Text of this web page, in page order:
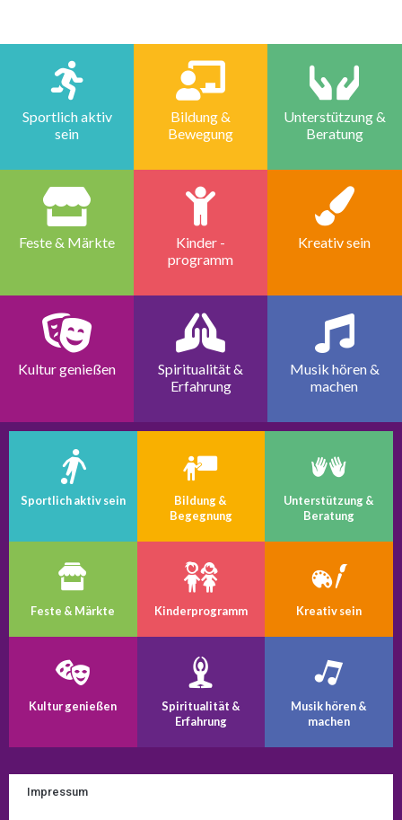
Sportlich aktiv
sein
Bildung &
Bewegung
Unterstützung &
Beratung
Feste & Märkte
Kinder -
programm
Kreativ sein
Kultur genießen
Spiritualität &
Erfahrung
Musik hören &
machen
Sportlich aktiv sein
Bildung &
Begegnung
Unterstützung &
Beratung
Feste & Märkte Kinder­programm Kreativ sein
Kultur genießen
Spiritualität &
Erfahrung
Musik hören &
machen
Impressum